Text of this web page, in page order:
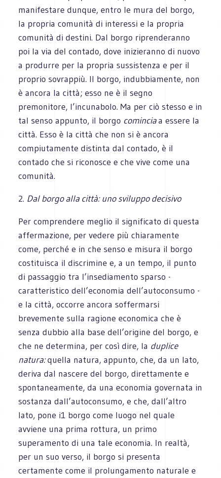
manifestare dunque, entro le mura del borgo,
la propria comunità di interessi e la propria
comunità di destini. Dal borgo riprenderanno
poi la via del contado, dove inizieranno di nuovo
a produrre per la propria sussistenza e per il
proprio sovrappiù. Il borgo, indubbiamente, non
è ancora la città; esso ne è il segno
premonitore, l’incunabolo. Ma per ciò stesso e in
tal senso appunto, il borgo cominciaa essere la
città. Esso è la città che non si è ancora
compiutamente distinta dal contado, è il
contado che si riconosce e che vive come una
comunità.
2. Dal borgo alla città: uno sviluppo decisivo
Per comprendere meglio il significato di questa
affermazione, per vedere più chiaramente
come, perché e in che senso e misura il borgo
costituisca il discrimine e, a un tempo, il punto
di passaggio tra l’insediamento sparso -
caratteristico dell’economia dell’autoconsumo -
e la città, occorre ancora soffermarsi
brevemente sulla ragione economica che è
senza dubbio alla base dell’origine del borgo, e
che ne determina, per così dire, la duplice
natura:quella natura, appunto, che, da un lato,
deriva dal nascere del borgo, direttamente e
spontaneamente, da una economia governata in
sostanza dall’autoconsumo, e che, dall’altro
lato, pone i1 borgo come luogo nel quale
avviene una prima rottura, un primo
superamento di una tale economia. In realtà,
per un suo verso, il borgo si presenta
certamente come il prolungamento naturale e